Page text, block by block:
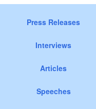
Press Releases
Interviews
Articles
Speeches